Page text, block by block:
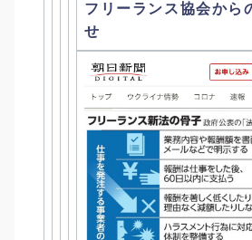
フリーランス協会から
せ